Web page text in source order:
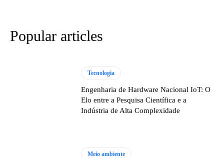
Popular articles
Tecnologia
Engenharia de Hardware Nacional IoT: O
Elo entre a Pesquisa Científica e a
Indústria de Alta Complexidade
Meio ambiente